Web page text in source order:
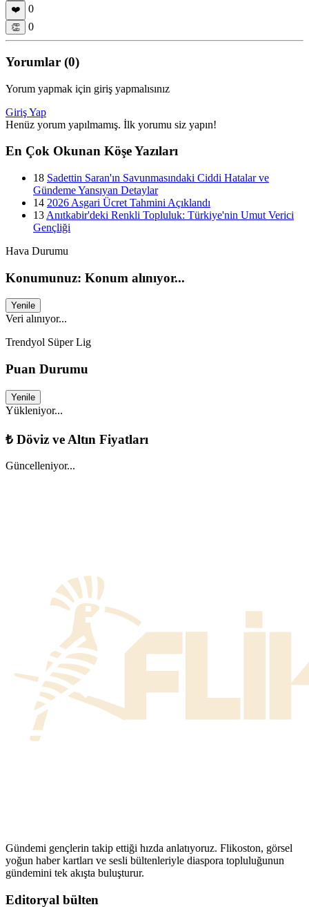
❤️ 0
👏 0
Yorumlar (0)
Yorum yapmak için giriş yapmalısınız
Giriş Yap
Henüz yorum yapılmamış. İlk yorumu siz yapın!
En Çok Okunan Köşe Yazıları
18 Sadettin Saran'ın Savunmasındaki Ciddi Hatalar ve
Gündeme Yansıyan Detaylar
14 2026 Asgari Ücret Tahmini Açıklandı
13 Anıtkabir'deki Renkli Topluluk: Türkiye'nin Umut Verici
Gençliği
Hava Durumu
Konumunuz: Konum alınıyor...
Yenile
Veri alınıyor...
Trendyol Süper Lig
Puan Durumu
Yenile
Yükleniyor...
₺ Döviz ve Altın Fiyatları
Güncelleniyor...
Gündemi gençlerin takip ettiği hızda anlatıyoruz. Flikoston, görsel
yoğun haber kartları ve sesli bültenleriyle diaspora topluluğunun
gündemini tek akışta buluşturur.
Editoryal bülten